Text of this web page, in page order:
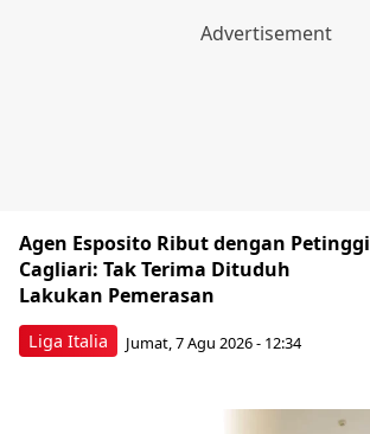
Liga Italia
Agen Esposito Ribut dengan Petinggi
Cagliari: Tak Terima Dituduh
Lakukan Pemerasan
Jumat, 7 Agu 2026 - 12:34